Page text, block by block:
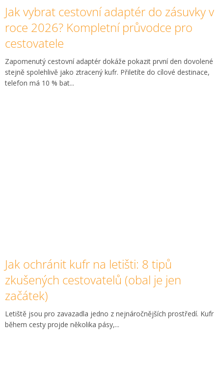
Jak vybrat cestovní adaptér do zásuvky v
roce 2026? Kompletní průvodce pro
cestovatele
Zapomenutý cestovní adaptér dokáže pokazit první den dovolené
stejně spolehlivě jako ztracený kufr. Přiletíte do cílové destinace,
telefon má 10 % bat...
Jak ochránit kufr na letišti: 8 tipů
zkušených cestovatelů (obal je jen
začátek)
Letiště jsou pro zavazadla jedno z nejnáročnějších prostředí. Kufr
během cesty projde několika pásy,...